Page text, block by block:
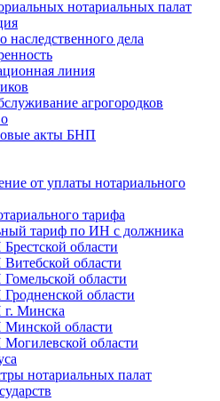
нотариальных палат
наследственного дела
линия
агрогородков
акты БНП
от уплаты нотариального
тарифа
тариф по ИН с должника
области
области
области
области
Минска
области
области
нотариальных палат